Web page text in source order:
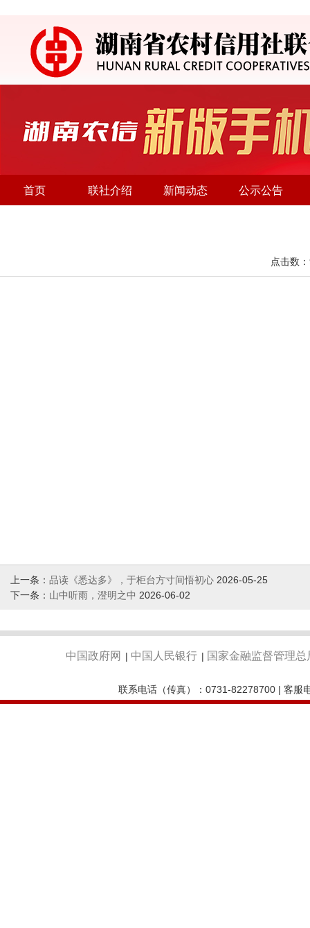
首页 联社介绍 新闻动态 公示公告
点击数：
上一条： 品读《悉达多》，于柜台方寸间悟初心 2026-05-25
下一条： 山中听雨，澄明之中 2026-06-02
中国政府网 | 中国人民银行 | 国家金融监督管理总
联系电话（传真）：0731-82278700 | 客服